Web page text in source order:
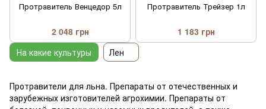
Протравитель Венцедор 5л
2 048 грн
Протравитель Трейзер 1л
1 183 грн
Протравители для льна. Препараты от отечественных и
зарубежных изготовителей агрохимии. Препараты от
На какие культуры Лен